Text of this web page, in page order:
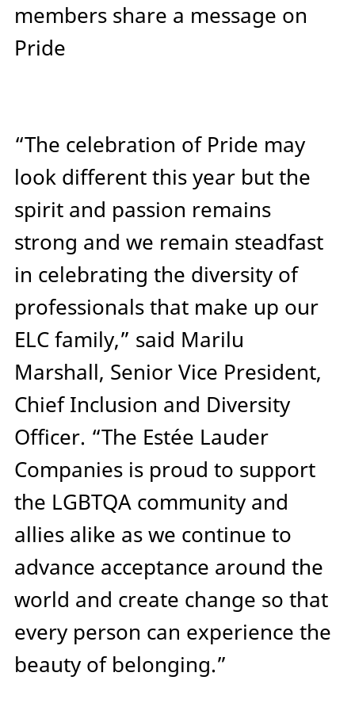
members share a message on
Pride
“The celebration of Pride may
look different this year but the
spirit and passion remains
strong and we remain steadfast
in celebrating the diversity of
professionals that make up our
ELC family,” said Marilu
Marshall, Senior Vice President,
Chief Inclusion and Diversity
Officer. “The Estée Lauder
Companies is proud to support
the LGBTQA community and
allies alike as we continue to
advance acceptance around the
world and create change so that
every person can experience the
beauty of belonging.”